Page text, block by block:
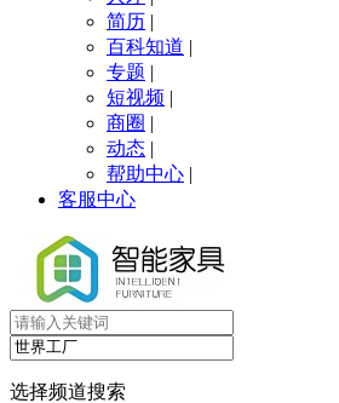
简历 |
百科知道 |
专题 |
短视频 |
商圈 |
动态 |
帮助中心 |
客服中心
选择频道搜索